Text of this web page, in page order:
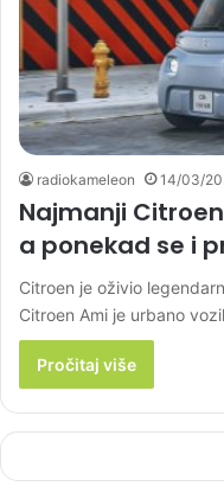
radiokameleon 14/03/
Najmanji
a ponekad se i
Citroen je oživio
Citroen Ami je urbano
Pročitaj više